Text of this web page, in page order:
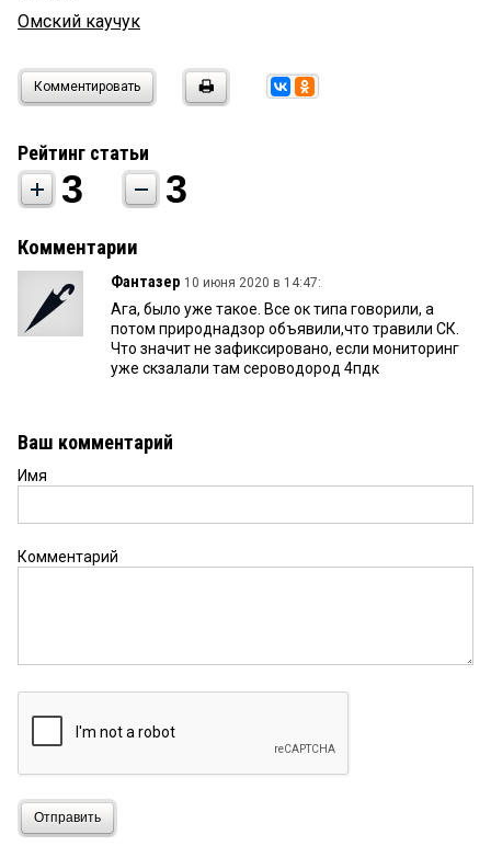
Омский каучук
Комментировать
Рейтинг статьи
3 3
Комментарии
Фантазер 10 июня 2020 в 14:47:
Ага, было уже такое. Все ок типа говорили, а
потом природнадзор объявили,что травили СК.
Что значит не зафиксировано, если мониторинг
уже скзалали там сероводород 4пдк
Ваш комментарий
Имя
Комментарий
Отправить